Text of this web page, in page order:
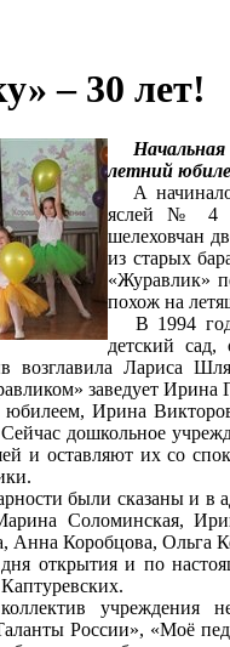
– 30 лет!
летний
А
яслей № 4
шелеховчан
из старых
«Журавлик»
похож на
В 1994
детский
возглавила Лариса
заведует Ирина
Ирина
дошкольное
и оставляют их со
были сказаны и в
Соломинская,
Анна Коробцова, Ольга
открытия и по
учреждения
России», «Моё